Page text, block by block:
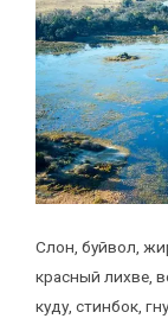
Слон, буйвол,
красный лихве,
куду, стинбок,